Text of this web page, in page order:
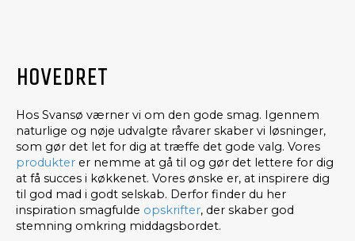
HOVEDRET
Hos Svansø værner vi om den gode smag. Igennem
naturlige og nøje udvalgte råvarer skaber vi løsninger,
som gør det let for dig at træffe det gode valg. Vores
produkter er nemme at gå til og gør det lettere for dig
at få succes i køkkenet. Vores ønske er, at inspirere dig
til god mad i godt selskab. Derfor finder du her
inspiration smagfulde opskrifter, der skaber god
stemning omkring middagsbordet.